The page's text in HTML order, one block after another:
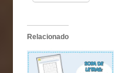
Relacionado